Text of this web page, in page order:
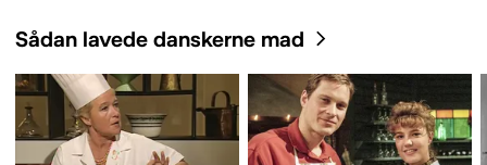
Sådan lavede danskerne mad